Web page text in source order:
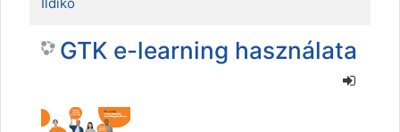
GTK e-learning használata